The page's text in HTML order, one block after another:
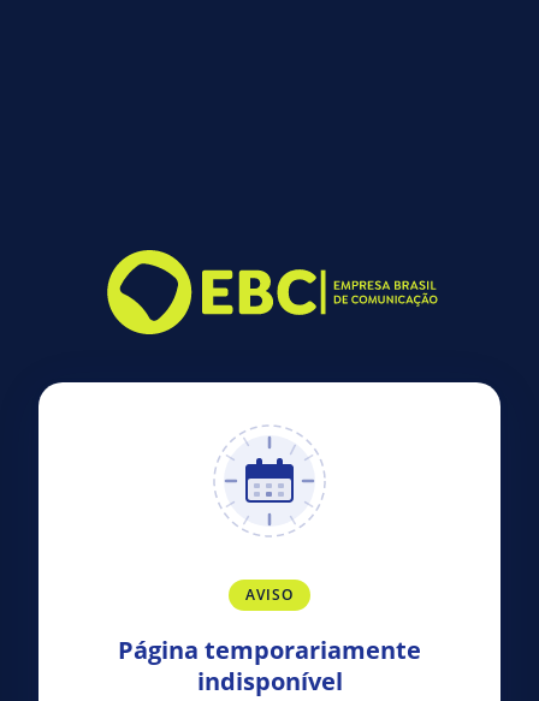
AVISO
Página temporariamente
indisponível